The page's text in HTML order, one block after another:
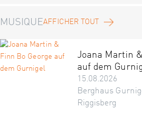
MUSIQUEAFFICHER TOUT
Joana Martin
auf dem
15.08.2026
Berghaus
Riggisberg